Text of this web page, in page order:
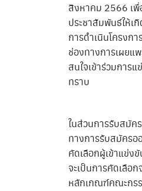
สิงหาคม 2566 เพื่
ประชาสัมพันธ์ให้เ
การดำเนินโครงกา
ช่องทางการเผยแ
สนใจเข้าร่วมการแ
ทราบ
ในส่วนการรับสมัค
ทางการรับสมัครอ
คัดเลือกผู้เข้าแข่ง
จะเป็นการคัดเลือ
หลักเกณฑ์คณะกร